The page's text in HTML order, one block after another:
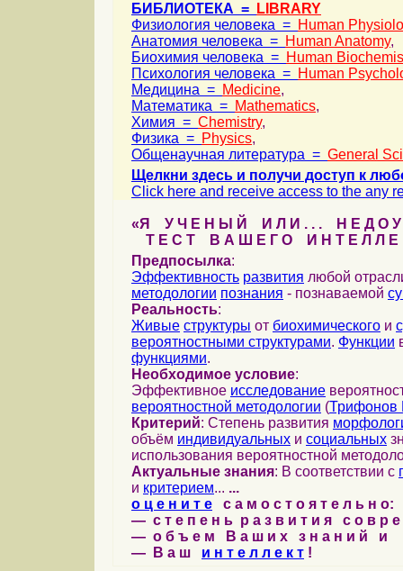
БИБЛИОТЕКА =
LIBRARY
Физиология человека = Human
Анатомия человека = Human Anatomy,
Биохимия человека = Human
Психология человека = Human
Медицина = Medicine,
Математика = Mathematics,
Химия = Chemistry,
Физика = Physics,
Общенаучная литература = General
Щелкни здесь и получи доступ к
Click here and receive access to the any
«Я У Ч Е Н Ы Й И Л И . . . Н Е Д О У
Т Е С Т В А Ш Е Г О И Н Т Е Л Л Е
Предпосылка:
Эффективность развития любой
методологии познания - познаваемой
Реальность:
Живые структуры от биохимического и
вероятностными структурами. Функции
функциями.
Необходимое условие:
Эффективное исследование
вероятностной методологии (Трифонов
Критерий: Степень развития
объём индивидуальных и социальных
использования вероятностной
Актуальные знания: В соответствии с
и критерием... ...
о ц е н и т е с а м о с т о я т е л ь н о:
— с т е п е н ь р а з в и т и я с о в р
— о б ъ е м В а ш и х з н а н и й и
— В а ш и н т е л л е к т !